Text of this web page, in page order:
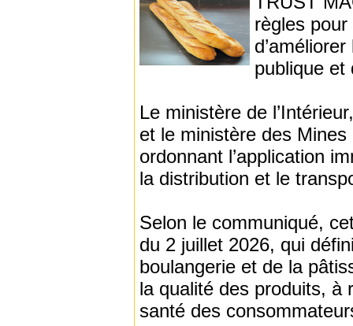
règles
publique et
Le ministère de
et le ministère des
ordonnant l’application
la distribution et le
Selon le communiqué,
du 2 juillet 2026, qui
boulangerie et de la
la qualité des produits, à
santé des